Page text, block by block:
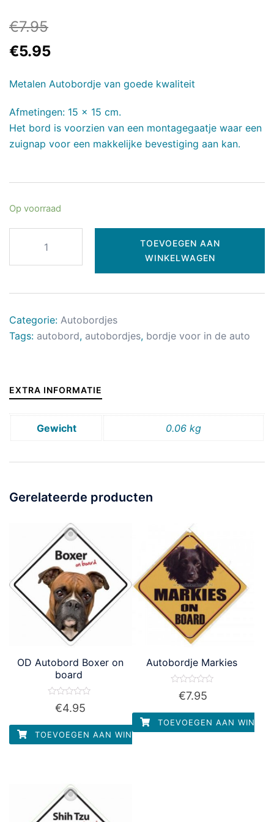
€7.95
€5.95
Metalen Autobordje van goede kwaliteit
Afmetingen: 15 x 15 cm.
Het bord is voorzien van een montagegaatje waar een
zuignap voor een makkelijke bevestiging aan kan.
Op voorraad
TOEVOEGEN AAN
WINKELWAGEN
Categorie: Autobordjes
Tags: autobord, autobordjes, bordje voor in de auto
EXTRA INFORMATIE
Gewicht 0.06 kg
Gerelateerde producten
OD Autobord Boxer on
board
Waardering
5
€4.95
TOEVOEGEN AAN WINKELWAGEN
Autobordje Markies
Waardering
5
€7.95
TOEVOEGEN AAN